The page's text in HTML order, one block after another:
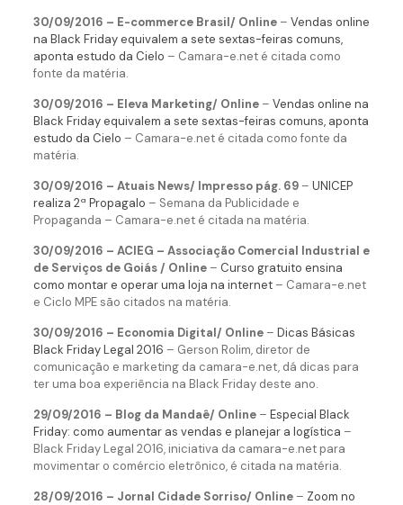
30/09/2016 – E-commerce Brasil/ Online– Vendas online
na Black Friday equivalem a sete sextas-feiras comuns,
aponta estudo da Cielo – Camara-e.net é citada como
fonte da matéria.
30/09/2016 – Eleva Marketing/ Online– Vendas online na
Black Friday equivalem a sete sextas-feiras comuns, aponta
estudo da Cielo – Camara-e.net é citada como fonte da
matéria.
30/09/2016 – Atuais News/ Impresso pág. 69– UNICEP
realiza 2ª Propagalo – Semana da Publicidade e
Propaganda – Camara-e.net é citada na matéria.
30/09/2016 – ACIEG – Associação Comercial Industrial e
de Serviços de Goiás / Online– Curso gratuito ensina
como montar e operar uma loja na internet– Camara-e.net
e Ciclo MPE são citados na matéria.
30/09/2016 – Economia Digital/ Online– Dicas Básicas
Black Friday Legal 2016 – Gerson Rolim, diretor de
comunicação e marketing da camara-e.net, dá dicas para
ter uma boa experiência na Black Friday deste ano.
29/09/2016 – Blog da Mandaê/ Online– Especial Black
Friday: como aumentar as vendas e planejar a logística –
Black Friday Legal 2016, iniciativa da camara-e.net para
movimentar o comércio eletrônico, é citada na matéria.
28/09/2016 – Jornal Cidade Sorriso/ Online– Zoom no